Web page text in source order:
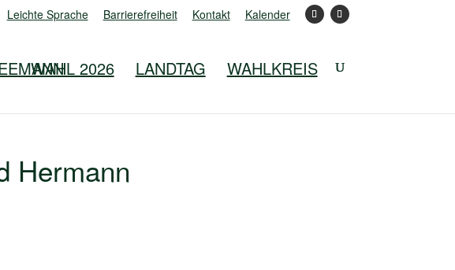
Leichte Sprache Barrierefreiheit Kontakt Kalender
WAHL 2026 LANDTAG WAHLKREIS
Hermann